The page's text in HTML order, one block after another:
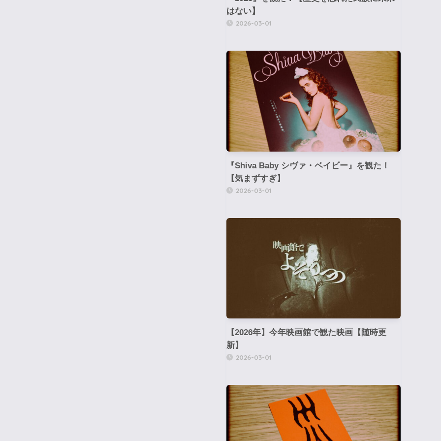
はない】
2026-03-01
『Shiva Baby シヴァ・ベイビー』を観た！
【気まずすぎ】
2026-03-01
【2026年】今年映画館で観た映画【随時更
新】
2026-03-01